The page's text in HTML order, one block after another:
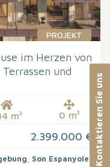
PROJEKT
im Herzen von
und
m² 0 m²
2.399.000 €
Son Espanyolet Kontaktieren Sie uns